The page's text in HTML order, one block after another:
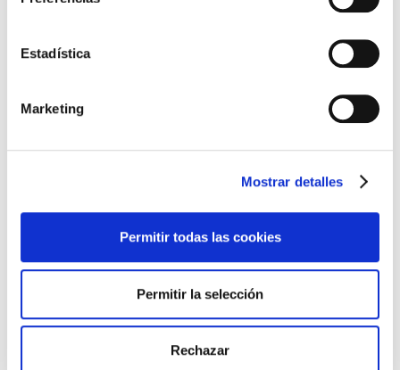
Estadística
Marketing
Mostrar detalles
Permitir todas las cookies
Permitir la selección
Rechazar
cita.
La feria se celebrará con todas las medidas de seguridad y
Nuestro stand es el 81 por si quieres pasar a saludar.